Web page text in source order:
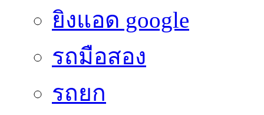
ยิงแอด google
รถมือสอง
รถยก